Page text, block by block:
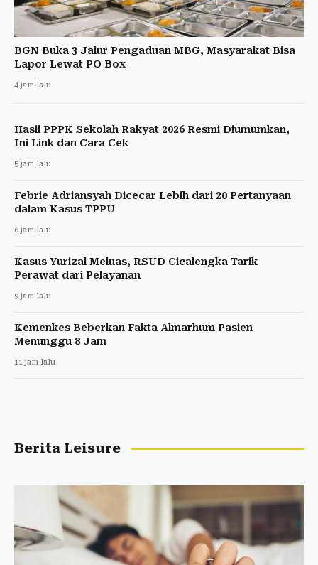
BGN Buka 3 Jalur Pengaduan MBG, Masyarakat Bisa
Lapor Lewat PO Box
4 jam lalu
Hasil PPPK Sekolah Rakyat 2026 Resmi Diumumkan,
Ini Link dan Cara Cek
5 jam lalu
Febrie Adriansyah Dicecar Lebih dari 20 Pertanyaan
dalam Kasus TPPU
6 jam lalu
Kasus Yurizal Meluas, RSUD Cicalengka Tarik
Perawat dari Pelayanan
9 jam lalu
Kemenkes Beberkan Fakta Almarhum Pasien
Menunggu 8 Jam
11 jam lalu
Berita Leisure